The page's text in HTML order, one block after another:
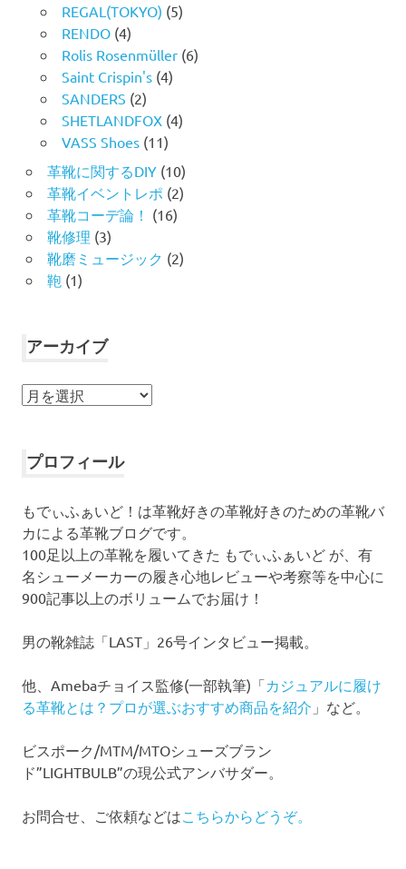
REGAL(TOKYO) (5)
RENDO(4)
Rolis Rosenmüller(6)
Saint Crispin's(4)
SANDERS (2)
SHETLANDFOX(4)
VASS Shoes(11)
革靴に関するDIY(10)
革靴イベントレポ (2)
革靴コーデ論！ (16)
靴修理 (3)
靴磨ミュージック (2)
鞄 (1)
アーカイブ
ア
イ
プロフィール
もでぃふぁいど！は革靴好きの革靴好きのための革靴バ
カによる革靴ブログです。
100足以上の革靴を履いてきた もでぃふぁいど が、有
名シューメーカーの履き心地レビューや考察等を中心に
900記事以上のボリュームでお届け！
男の靴雑誌「LAST」26号インタビュー掲載。
他、Amebaチョイス監修(一部執筆)「カジュアルに履け
る革靴とは？プロが選ぶおすすめ商品を紹介 」など。
ビスポーク/MTM/MTOシューズブラン
ド”LIGHTBULB”の現公式アンバサダー。
お問合せ、ご依頼などは こちらからどうぞ。